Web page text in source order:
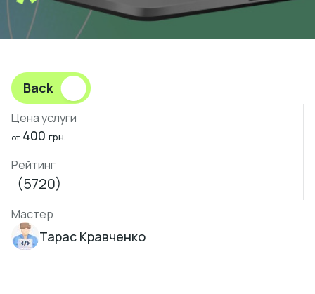
Back
Цена услуги
от 400 грн.
Рейтинг
(5720)
Мастер
Тарас Кравченко